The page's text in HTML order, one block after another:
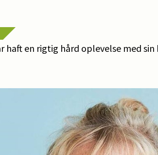
haft en rigtig hård oplevelse med